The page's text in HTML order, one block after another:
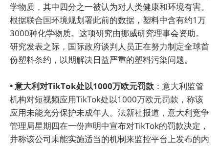
学物质，其中四分之一被认为对人类健康和环境有害。
根据联合国环境规划署此前的数据，塑料中含有约1万
3000种化学物质。这项研究由挪威研究理事会资助。
研究发表之际，国际政府谈判人员正在努力制定全球首
份塑料条约，以期解决日益严重的塑料污染问题。
• 意大利对TikTok处以1000万欧元罚款 ：意大利监管
机构对短视频应用TikTok处以1000万欧元罚款，称该
应用未能充分保护未成年人。法新社报道，意大利竞争
管理局星期四在一份声明中宣布对TikTok的罚款决定，
并称该公司未能实施适当的机制来监控平台上发布的内